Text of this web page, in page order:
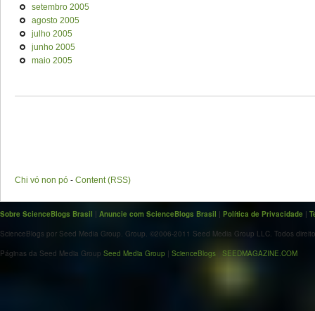
setembro 2005
agosto 2005
julho 2005
junho 2005
maio 2005
Chi vó non pó - Content (RSS)
Sobre ScienceBlogs Brasil | Anuncie com ScienceBlogs Brasil | Política de Privacidade |
ScienceBlogs por Seed Media Group. Group. ©2006-2011 Seed Media Group LLC. Todos
Páginas da Seed Media Group Seed Media Group | ScienceBlogs SEEDMAGAZINE.COM